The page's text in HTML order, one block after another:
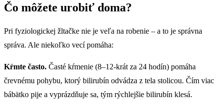
Čo môžete urobiť doma?
Pri fyziologickej žltačke nie je veľa na robenie – a to je správna
správa. Ale niekoľko vecí pomáha:
Kŕmte často. Časté kŕmenie (8–12-krát za 24 hodín) pomáha
črevnému pohybu, ktorý bilirubín odvádza z tela stolicou. Čím viac
bábätko pije a vyprázdňuje sa, tým rýchlejšie bilirubín klesá.